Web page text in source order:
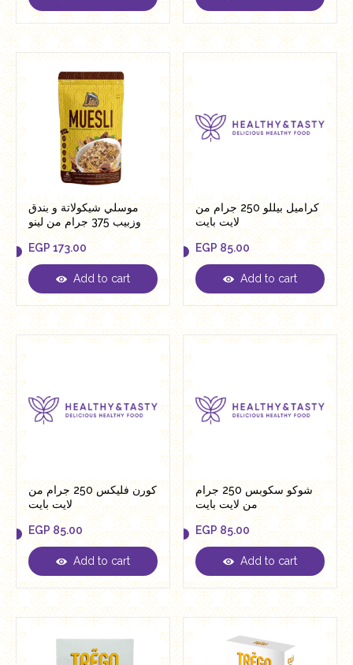
موسلي شيكولاتة و بندق
وزبيب 375 جرام من لينو
EGP 173.00
EGP 173.00
Add to cart
كراميل بيللو 250 جرام من
لايت بايت
EGP 85.00
EGP 85.00
Add to cart
كورن فليكس 250 جرام من
لايت بايت
EGP 85.00
EGP 85.00
Add to cart
شوكو سكوبس 250 جرام
من لايت بايت
EGP 85.00
EGP 85.00
Add to cart